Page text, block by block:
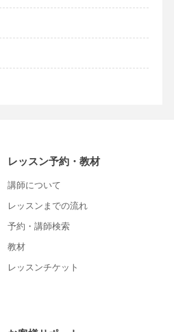
レッスン予約・教材
講師について
レッスンまでの流れ
予約・講師検索
教材
レッスンチケット